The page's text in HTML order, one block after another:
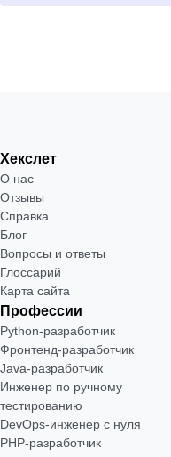
Хекслет
О нас
Отзывы
Справка
Блог
Вопросы и ответы
Глоссарий
Карта сайта
Профессии
Python-разработчик
Фронтенд-разработчик
Java-разработчик
Инженер по ручному
тестированию
DevOps-инженер с нуля
РНР-разработчик